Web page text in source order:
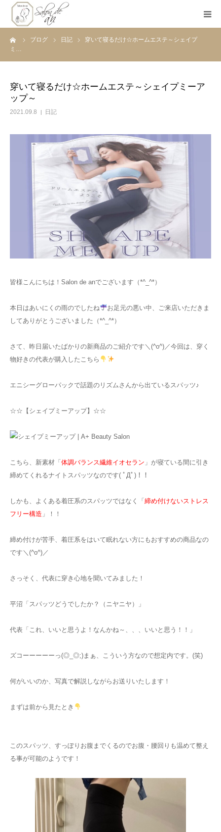
ブログ 日記
穿いて寝るだけ☆ホームエステ～シェイプ
ミ…
穿いて寝るだけ☆ホームエステ～シェイプミーア
ップ～
2021.09.8 日記
皆様こんにちは！Salon de anでございます（*^_^*）
本日はあいにくの雨のでしたね
お足元の悪い中、ご来店いただきま
してありがとうございました（*^_^*）
さて、昨日届いたばかりの新商品のご紹介です＼(^o^)／今回は、穿く
物好きの代表が購入したこちら
エニシーグローパックで話題のリズムさんから出ているスパッツ♪
☆☆【シェイプミーアップ】☆☆
こちら、新素材「体調バランス繊維イオセラン 」が寝ている間に引き
締めてくれるナイトスパッツなのです( ﾟДﾟ)！！
しかも、よくある着圧系のスパッツではなく「締め付けないストレス
フリー構造 」！！
締め付けが苦手、着圧系をはいて眠れない方にもおすすめの商品なの
です＼(^o^)／
さっそく、代表に穿き心地を聞いてみました！
平沼「スパッツどうでしたか？（ニヤニヤ）」
代表「これ、いいと思うよ！なんかね～、、、いいと思う！！」
ズコーーーーーっ(◎_◎;)まぁ、こういう方なので想定内です。(笑)
何がいいのか、写真で解説しながらお送りいたします！
まずは前から見たとき
このスパッツ、すっぽりお腹までくるのでお腹・腰回りも温めて整え
る事が可能のようです！
ホーム
メニュー
Before＆After
ブログ
お知らせ